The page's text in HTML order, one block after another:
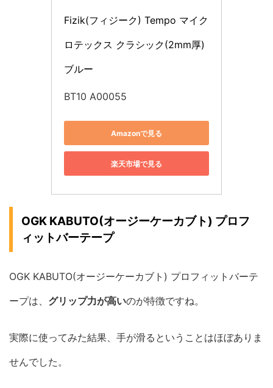
Fizik(フィジーク) Tempo マイク
ロテックス クラシック(2mm厚)
ブルー
BT10 A00055
Amazonで見る
楽天市場で見る
OGK KABUTO(オージーケーカブト) プロフ
ィットバーテープ
OGK KABUTO(オージーケーカブト) プロフィットバーテ
ープは、 グリップ力が高いのが特徴ですね。
実際に使ってみた結果、手が滑るということはほぼありま
せんでした。